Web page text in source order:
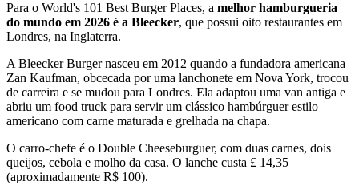
Para o World's 101 Best Burger Places, a melhor hamburgueria
do mundo em 2026 é a Bleecker, que possui oito restaurantes em
Londres, na Inglaterra.
A Bleecker Burger nasceu em 2012 quando a fundadora americana
Zan Kaufman, obcecada por uma lanchonete em Nova York, trocou
de carreira e se mudou para Londres. Ela adaptou uma van antiga e
abriu um food truck para servir um clássico hambúrguer estilo
americano com carne maturada e grelhada na chapa.
O carro-chefe é o Double Cheeseburguer, com duas carnes, dois
queijos, cebola e molho da casa. O lanche custa £ 14,35
(aproximadamente R$ 100).